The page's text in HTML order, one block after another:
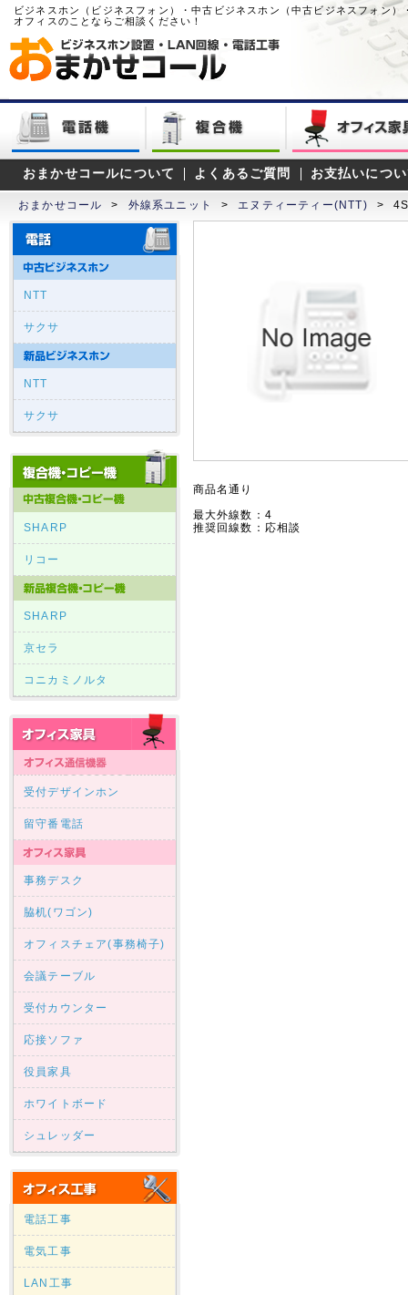
ビジネスホン（ビジネスフォン）・中古ビジネスホン（中古ビジネスフォン
オフィスのことならご相談ください！
おまかせコールについて よくあるご質問 お支払いにつ
おまかせコール > 外線系ユニット > エヌティーティー(NTT) >
NTT
サクサ
NTT
サクサ
SHARP
リコー
SHARP
京セラ
コニカミノルタ
受付デザインホン
留守番電話
事務デスク
脇机(ワゴン)
オフィスチェア(事務椅子)
会議テーブル
受付カウンター
応接ソファ
役員家具
ホワイトボード
シュレッダー
電話工事
電気工事
LAN工事
商品名通り
最大外線数：4
推奨回線数：応相談